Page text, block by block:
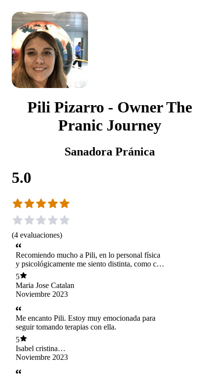
Pili Pizarro - Owner The
Pranic Journey
Sanadora Pránica
5.0
(4 evaluaciones)
Recomiendo mucho a Pili, en lo personal física
y psicológicamente me siento distinta, como con
una mochila menos. Mi mentalidad es heavy
como cambió, mega positiva.
5
Maria Jose Catalan
Noviembre 2023
Me encanto Pili. Estoy muy emocionada para
seguir tomando terapias con ella.
5
Isabel cristina
tavormina
Noviembre 2023